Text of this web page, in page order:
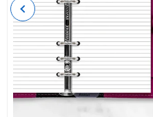
Previous